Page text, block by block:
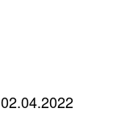
02.04.2022